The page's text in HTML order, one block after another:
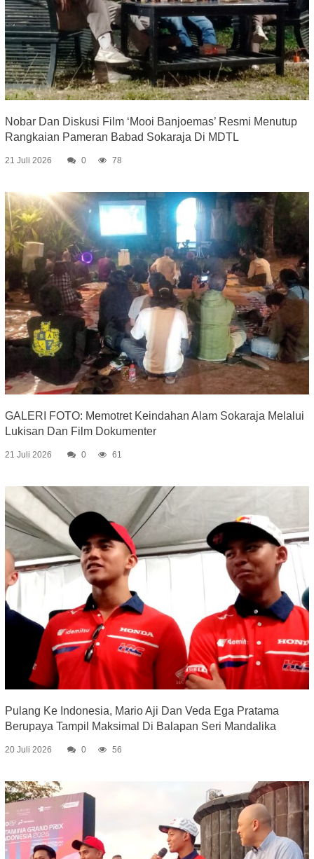
Nobar Dan Diskusi Film ‘Mooi Banjoemas’ Resmi Menutup
Rangkaian Pameran Babad Sokaraja Di MDTL
21 Juli 2026 0 78
GALERI FOTO: Memotret Keindahan Alam Sokaraja Melalui
Lukisan Dan Film Dokumenter
21 Juli 2026 0 61
Pulang Ke Indonesia, Mario Aji Dan Veda Ega Pratama
Berupaya Tampil Maksimal Di Balapan Seri Mandalika
20 Juli 2026 0 56